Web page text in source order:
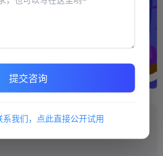
提交咨询
我们，点此直接公开试用